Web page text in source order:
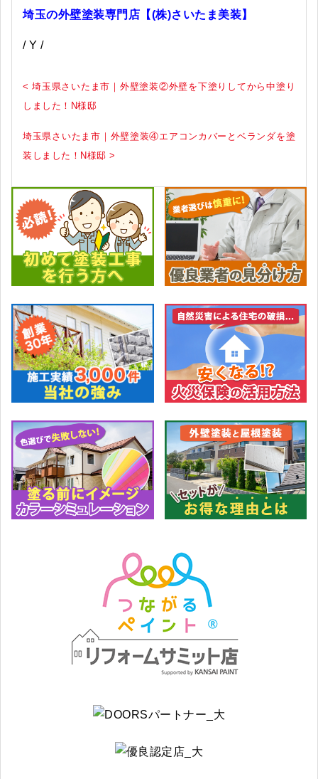
埼玉の外壁塗装専門店【(株)さいたま美装】
/ Y /
< 埼玉県さいたま市｜外壁塗装②外壁を下塗りしてから中塗り
しました！N様邸
埼玉県さいたま市｜外壁塗装④エアコンカバーとベランダを塗
装しました！N様邸 >